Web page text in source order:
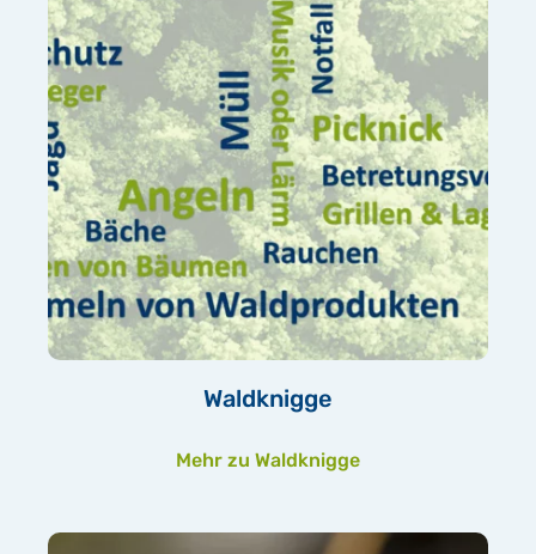
Waldknigge
Mehr zu Waldknigge